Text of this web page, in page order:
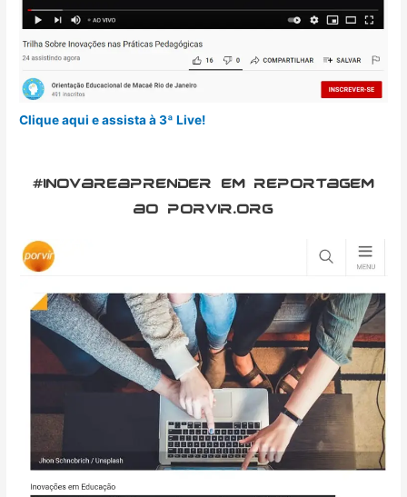
Clique aqui e assista à 3ª Live!
#inovareaprender em reportagem
ao porvir.org